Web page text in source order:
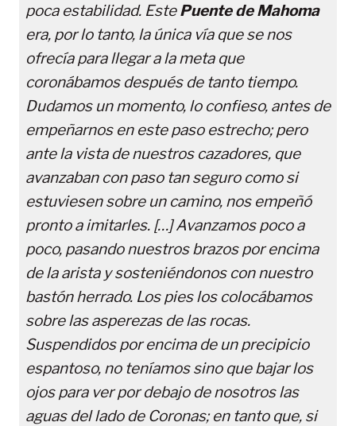
poca estabilidad. EstePuente de Mahoma
era, por lo tanto, la única vía que se nos
ofrecía para llegar a la meta que
coronábamos después de tanto tiempo.
Dudamos un momento, lo confieso, antes de
empeñarnos en este paso estrecho; pero
ante la vista de nuestros cazadores, que
avanzaban con paso tan seguro como si
estuviesen sobre un camino, nos empeñó
pronto a imitarles. […] Avanzamos poco a
poco, pasando nuestros brazos por encima
de la arista y sosteniéndonos con nuestro
bastón herrado. Los pies los colocábamos
sobre las asperezas de las rocas.
Suspendidos por encima de un precipicio
espantoso, no teníamos sino que bajar los
ojos para ver por debajo de nosotros las
aguas del lado de Coronas; en tanto que, si